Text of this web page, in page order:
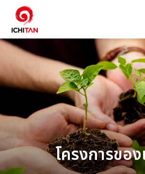
ค้นหาในเว็บไซต์
หน้าหลัก
ภาพรวมความยั่งยืน
สิ่งแวดล้อม
สังคม โครงการของ